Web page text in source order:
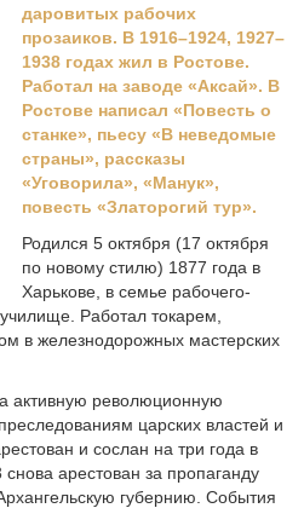
даровитых рабочих
прозаиков. В 1916–1924, 1927–
1938 годах жил в Ростове.
Работал на заводе «Аксай». В
Ростове написал «Повесть о
станке», пьесу «В неведомые
страны», рассказы
«Уговорила», «Манук»,
повесть «Златорогий тур».
Родился 5 октября (17 октября
по новому стилю) 1877 года в
Харькове, в семье рабочего-
Работал токарем,
в железнодорожных мастерских
активную революционную
царских властей и
и сослан на три года в
арестован за пропаганду
губернию. События